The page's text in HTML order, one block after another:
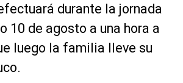
durante la jornada
10 de agosto a una hora a
luego la familia lleve su